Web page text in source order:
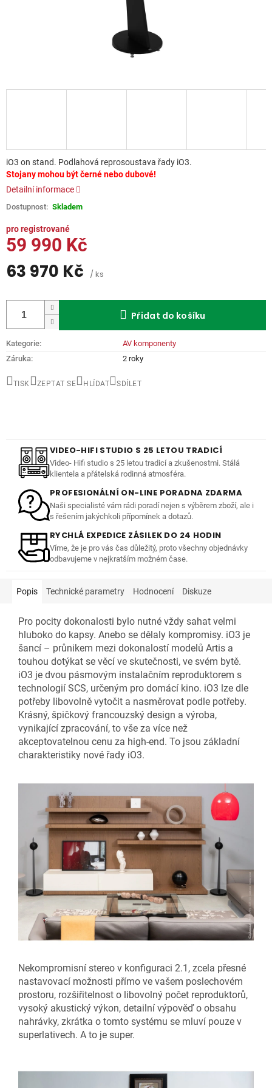
59 990 Kč
63 970 Kč / ks
cena:
Skladem
Kategorie:
AV komponenty
Záruka: 2 roky
Přidat do košíku
iO3 on stand. Podlahová reprosoustava řady iO3.
Stojany mohou být černé nebo dubové!
Detailní informace
TISK ZEPTAT SE HLÍDAT SDÍLET
VIDEO-HIFI STUDIO S 25 LETOU TRADICÍ
Video- Hifi studio s 25 letou tradicí a zkušenostmi. Stálá
klientela a přátelská rodinná atmosféra.
PROFESIONÁLNÍ ON-LINE PORADNA ZDARMA
Naši specialisté vám rádi poradí nejen s výběrem zboží, ale i
s řešením jakýchkoli přípomínek a dotazů.
RYCHLÁ EXPEDICE ZÁSILEK DO 24 HODIN
Víme, že je pro vás čas důležitý, proto všechny objednávky
odbavujeme v nejkratším možném čase.
Popis Technické parametry Hodnocení Diskuze
Pro pocity dokonalosti bylo nutné vždy sahat velmi
hluboko do kapsy. Anebo se dělaly kompromisy. iO3 je
šancí – průnikem mezi dokonalostí modelů Artis a
touhou dotýkat se věcí ve skutečnosti, ve svém bytě.
iO3 je dvou pásmovým instalačním reproduktorem s
technologií SCS, určeným pro domácí kino. iO3 lze dle
potřeby libovolně vytočit a nasměrovat podle potřeby.
Krásný, špičkový francouzský design a výroba,
vynikající zpracování, to vše za více než
akceptovatelnou cenu za high-end. To jsou základní
charakteristiky nové řady iO3.
Nekompromisní stereo v konfiguraci 2.1, zcela přesné
nastavovací možnosti přímo ve vašem poslechovém
prostoru, rozšiřitelnost o libovolný počet reproduktorů,
vysoký akustický výkon, detailní výpověď o obsahu
nahrávky, zkrátka o tomto systému se mluví pouze v
superlativech. A to je super.